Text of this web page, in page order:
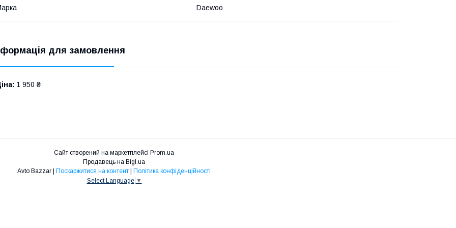
Daewoo
для замовлення
1 950 ₴
Сайт створений на маркетплейсі Prom.ua
Продавець на Bigl.ua
Avto Bazzar | Поскаржитися на контент | Політика конфіденційності
Select Language ▼